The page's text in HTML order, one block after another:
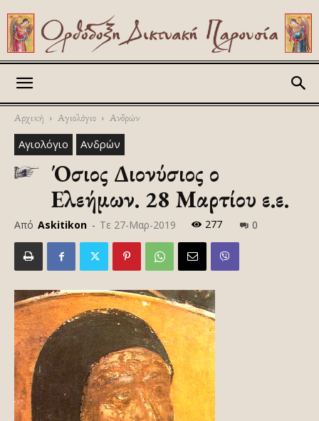
Αρχική Αγιολόγιο Ανδρών
Αγιολόγιο Ανδρών
Όσιος Διονύσιος ο
Ελεήμων. 28 Μαρτίου ε.ε.
Από Askitikon - Τε 27-Μαρ-2019 277 0